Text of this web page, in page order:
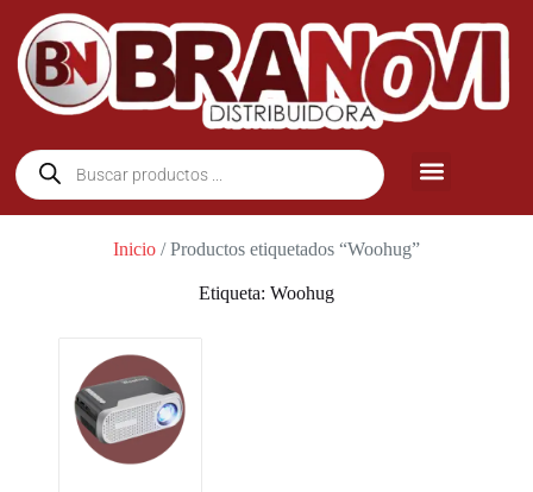
Inicio / Productos etiquetados “Woohug”
Etiqueta: Woohug